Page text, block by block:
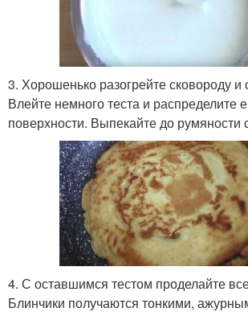
3. Хорошенько разогрейте сковороду
Влейте немного теста и распределите
поверхности. Выпекайте до румяности
4. С оставшимся тестом проделайте
Блинчики получаются тонкими,